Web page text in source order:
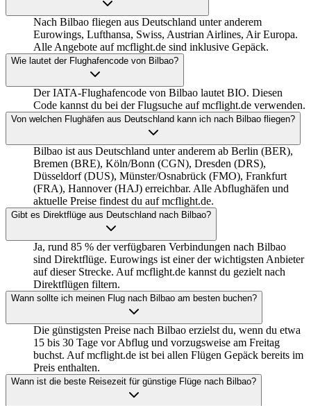
Nach Bilbao fliegen aus Deutschland unter anderem
Eurowings, Lufthansa, Swiss, Austrian Airlines, Air Europa.
Alle Angebote auf mcflight.de sind inklusive Gepäck.
Wie lautet der Flughafencode von Bilbao?
Der IATA-Flughafencode von Bilbao lautet BIO. Diesen
Code kannst du bei der Flugsuche auf mcflight.de verwenden.
Von welchen Flughäfen aus Deutschland kann ich nach Bilbao fliegen?
Bilbao ist aus Deutschland unter anderem ab Berlin (BER),
Bremen (BRE), Köln/Bonn (CGN), Dresden (DRS),
Düsseldorf (DUS), Münster/Osnabrück (FMO), Frankfurt
(FRA), Hannover (HAJ) erreichbar. Alle Abflughäfen und
aktuelle Preise findest du auf mcflight.de.
Gibt es Direktflüge aus Deutschland nach Bilbao?
Ja, rund 85 % der verfügbaren Verbindungen nach Bilbao
sind Direktflüge. Eurowings ist einer der wichtigsten Anbieter
auf dieser Strecke. Auf mcflight.de kannst du gezielt nach
Direktflügen filtern.
Wann sollte ich meinen Flug nach Bilbao am besten buchen?
Die günstigsten Preise nach Bilbao erzielst du, wenn du etwa
15 bis 30 Tage vor Abflug und vorzugsweise am Freitag
buchst. Auf mcflight.de ist bei allen Flügen Gepäck bereits im
Preis enthalten.
Wann ist die beste Reisezeit für günstige Flüge nach Bilbao?